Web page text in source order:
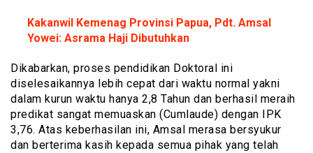
Kakanwil Kemenag Provinsi Papua, Pdt. Amsal
Yowei: Asrama Haji Dibutuhkan
Dikabarkan, proses pendidikan Doktoral ini
diselesaikannya lebih cepat dari waktu normal yakni
dalam kurun waktu hanya 2,8 Tahun dan berhasil meraih
predikat sangat memuaskan (Cumlaude) dengan IPK
3,76. Atas keberhasilan ini, Amsal merasa bersyukur
dan berterima kasih kepada semua pihak yang telah